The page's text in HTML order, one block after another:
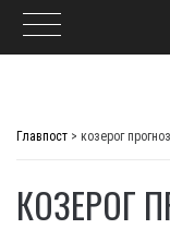
Главпост > козерог
КОЗЕРОГ